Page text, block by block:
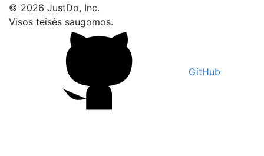
© 2026 JustDo, Inc.
Visos teisės saugomos.
GitHub